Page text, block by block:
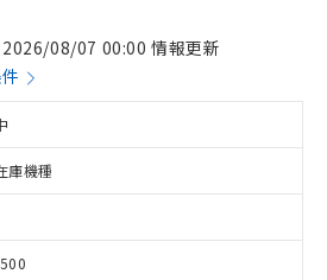
2026/08/07 00:00 情報更新
庫機種